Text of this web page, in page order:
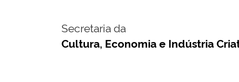
Secretaria da
Cultura, Economia e Indústria